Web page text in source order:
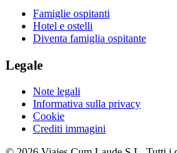
Famiglie ospitanti
Hotel e ostelli
Diventa famiglia ospitante
Legale
Note legali
Informativa sulla privacy
Cookie
Crediti immagini